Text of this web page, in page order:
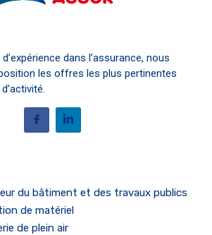
dans l’assurance, nous
les offres les plus pertinentes
du bâtiment et des travaux publics
de matériel
de plein air